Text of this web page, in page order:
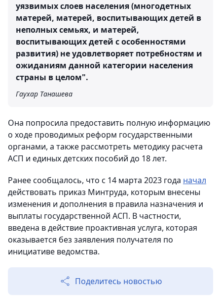
уязвимых слоев населения (многодетных
матерей, матерей, воспитывающих детей в
неполных семьях, и матерей,
воспитывающих детей с особенностями
развития) не удовлетворяет потребностям и
ожиданиям данной категории населения
страны в целом".
Гаухар Танашева
Она попросила предоставить полную информацию
о ходе проводимых реформ государственными
органами, а также рассмотреть методику расчета
АСП и единых детских пособий до 18 лет.
Ранее сообщалось, что с 14 марта 2023 года начал
действовать приказ Минтруда, которым внесены
изменения и дополнения в правила назначения и
выплаты государственной АСП. В частности,
введена в действие проактивная услуга, которая
оказывается без заявления получателя по
инициативе ведомства.
Поделитесь новостью